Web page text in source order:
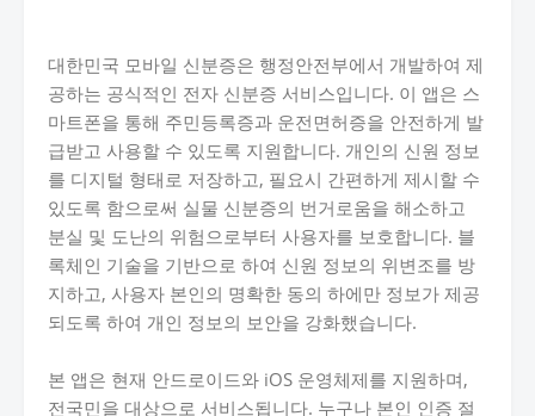
대한민국 모바일 신분증은 행정안전부에서 개발하여 제
공하는 공식적인 전자 신분증 서비스입니다. 이 앱은 스
마트폰을 통해 주민등록증과 운전면허증을 안전하게 발
급받고 사용할 수 있도록 지원합니다. 개인의 신원 정보
를 디지털 형태로 저장하고, 필요시 간편하게 제시할 수
있도록 함으로써 실물 신분증의 번거로움을 해소하고
분실 및 도난의 위험으로부터 사용자를 보호합니다. 블
록체인 기술을 기반으로 하여 신원 정보의 위변조를 방
지하고, 사용자 본인의 명확한 동의 하에만 정보가 제공
되도록 하여 개인 정보의 보안을 강화했습니다.
본 앱은 현재 안드로이드와 iOS 운영체제를 지원하며,
전국민을 대상으로 서비스됩니다. 누구나 본인 인증 절